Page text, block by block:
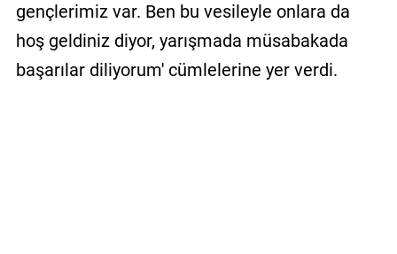
gençlerimiz var. Ben bu vesileyle onlara da
hoş geldiniz diyor, yarışmada müsabakada
başarılar diliyorum' cümlelerine yer verdi.